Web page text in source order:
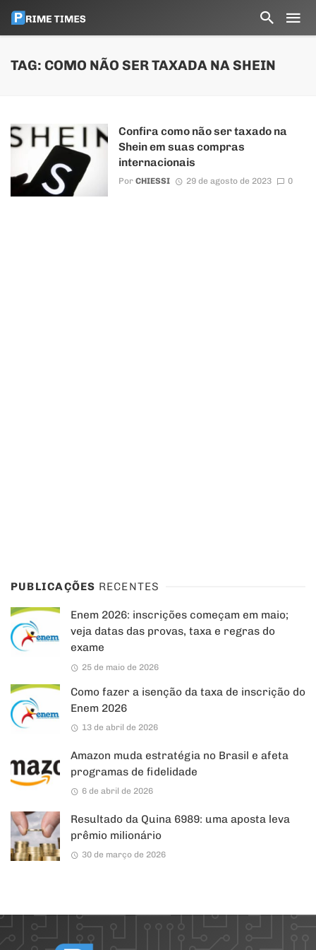
TAG: COMO NÃO SER TAXADA NA SHEIN
Confira como não ser taxado na
Shein em suas compras
internacionais
Por CHIESSI 29 de agosto de 2023 0
PUBLICAÇÕES RECENTES
Enem 2026: inscrições começam em maio;
veja datas das provas, taxa e regras do
exame
25 de maio de 2026
Como fazer a isenção da taxa de inscrição do
Enem 2026
13 de abril de 2026
Amazon muda estratégia no Brasil e afeta
programas de fidelidade
6 de abril de 2026
Resultado da Quina 6989: uma aposta leva
prêmio milionário
30 de março de 2026